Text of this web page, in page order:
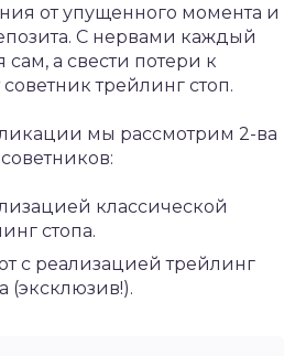
от упущенного момента и
С нервами каждый
а свести потери к
трейлинг стоп.
мы рассмотрим 2-ва
классической
стопа.
с реализацией трейлинг
(эксклюзив!).